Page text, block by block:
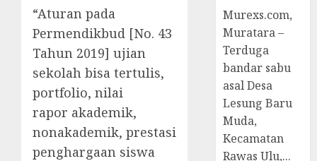
“Aturan pada
Permendikbud [No. 43
Tahun 2019] ujian
sekolah bisa tertulis,
portfolio, nilai
rapor akademik,
nonakademik, prestasi
penghargaan siswa
Murexs.com,
Muratara –
Terduga
bandar sabu
asal Desa
Lesung Baru
Muda,
Kecamatan
Rawas Ulu,...